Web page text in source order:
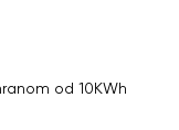
od 10KWh